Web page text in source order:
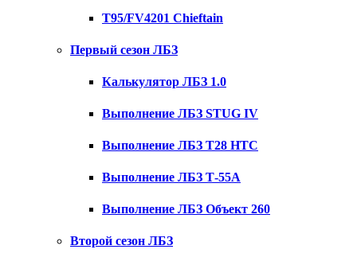
T95/FV4201 Chieftain
Первый сезон ЛБЗ
Калькулятор ЛБЗ 1.0
Выполнение ЛБЗ STUG IV
Выполнение ЛБЗ T28 HTC
Выполнение ЛБЗ Т-55А
Выполнение ЛБЗ Объект 260
Второй сезон ЛБЗ